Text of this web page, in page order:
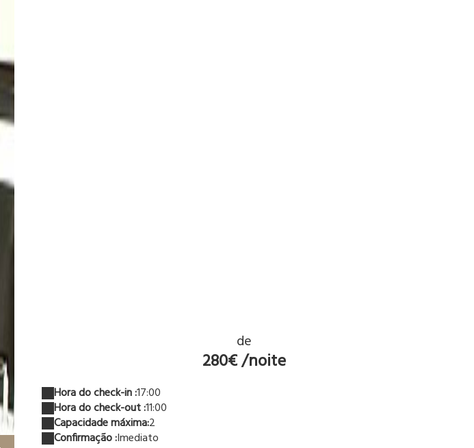
de
280€ /noite
Hora do check-in :17:00
Hora do check-out :11:00
Capacidade máxima:2
Confirmação :Imediato